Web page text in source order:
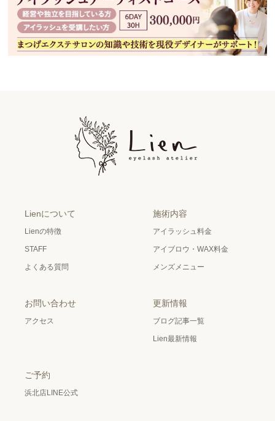
Lienについて
Lienの特徴
STAFF
よくある質問
施術内容
アイラッシュ料金
アイブロウ・WAX料金
メンズメニュー
お問い合わせ
アクセス
更新情報
ブログ記事一覧
Lien最新情報
ご予約
浜北店LINE公式